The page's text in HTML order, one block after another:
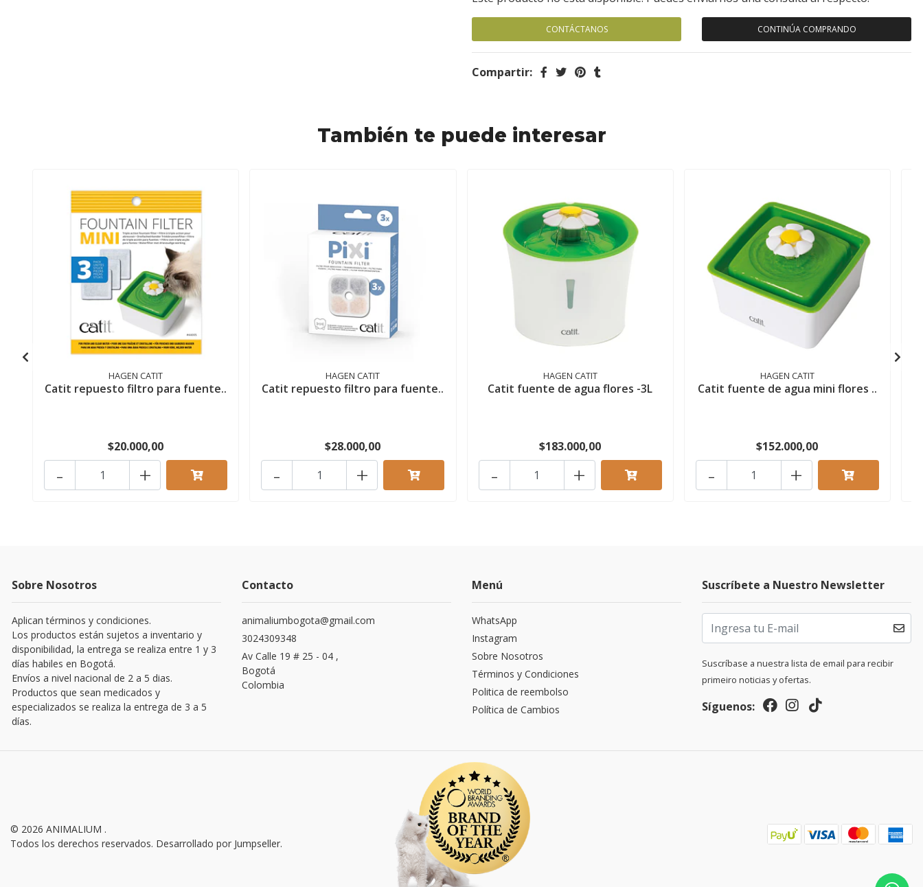
CONTÁCTANOS CONTINÚA COMPRANDO
Compartir:
También te puede interesar
HAGEN CATIT
Catit repuesto filtro para fuente..
$20.000,00
- +
HAGEN CATIT
Catit repuesto filtro para fuente..
$28.000,00
- +
HAGEN CATIT
Catit fuente de agua flores -3L
$183.000,00
- +
HAGEN CATIT
Catit fuente de agua mini flores ..
$152.000,00
- +
Sobre Nosotros
Aplican términos y condiciones.
Los productos están sujetos a inventario y
disponibilidad, la entrega se realiza entre 1 y 3
días habiles en Bogotá.
Envíos a nivel nacional de 2 a 5 dias.
Productos que sean medicados y
especializados se realiza la entrega de 3 a 5
días.
Contacto
animaliumbogota@gmail.com
3024309348
Av Calle 19 # 25 - 04 ,
Bogotá
Colombia
Menú
WhatsApp
Instagram
Sobre Nosotros
Términos y Condiciones
Politica de reembolso
Política de Cambios
Suscríbete a Nuestro Newsletter
Suscríbase a nuestra lista de email para recibir
primeiro noticias y ofertas.
Síguenos:
© 2026 ANIMALIUM .
Todos los derechos reservados. Desarrollado por Jumpseller.